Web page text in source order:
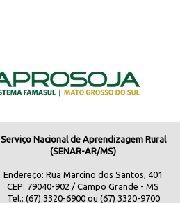
Serviço Nacional de Aprendizagem Rural
(SENAR-AR/MS)
Endereço: Rua Marcino dos Santos, 401
CEP: 79040-902 / Campo Grande - MS
Tel.: (67) 3320-6900 ou (67) 3320-9700